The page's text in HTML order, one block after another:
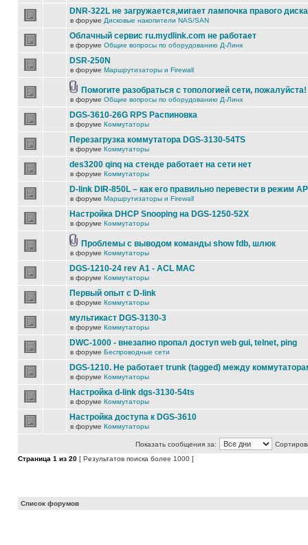
DNR-322L не загружается,мигает лампочка правого диска
в форуме Дисковые накопители NAS/SAN
Облачный сервис ru.mydlink.com не работает
в форуме Общие вопросы по оборудованию Д-Линк
DSR-250N
в форуме Маршрутизаторы и Firewall
Помогите разобраться с топологией сети, пожалуйста!
в форуме Общие вопросы по оборудованию Д-Линк
DGS-3610-26G RPS Распиновка
в форуме Коммутаторы
Перезагрузка коммутатора DGS-3130-54TS
в форуме Коммутаторы
des3200 qinq на стенде работает на сети нет
в форуме Коммутаторы
D-link DIR-850L – как его правильно перевести в режим
в форуме Маршрутизаторы и Firewall
Настройка DHCP Snooping на DGS-1250-52X
в форуме Коммутаторы
Проблемы с выводом команды show fdb, шлюк
в форуме Коммутаторы
DGS-1210-24 rev A1 - ACL MAC
в форуме Коммутаторы
Первый опыт с D-link
в форуме Коммутаторы
мультикаст DGS-3130-3
в форуме Коммутаторы
DWC-1000 - внезапно пропал доступ web gui, telnet, ping
в форуме Беспроводные сети
DGS-1210. Не работает trunk (tagged) между
в форуме Коммутаторы
Настройка d-link dgs-3130-54ts
в форуме Коммутаторы
Настройка доступа к DGS-3610
в форуме Коммутаторы
Показать сообщения за:
Страница 1 из 20 [ Результатов поиска более 1000 ]
Список форумов